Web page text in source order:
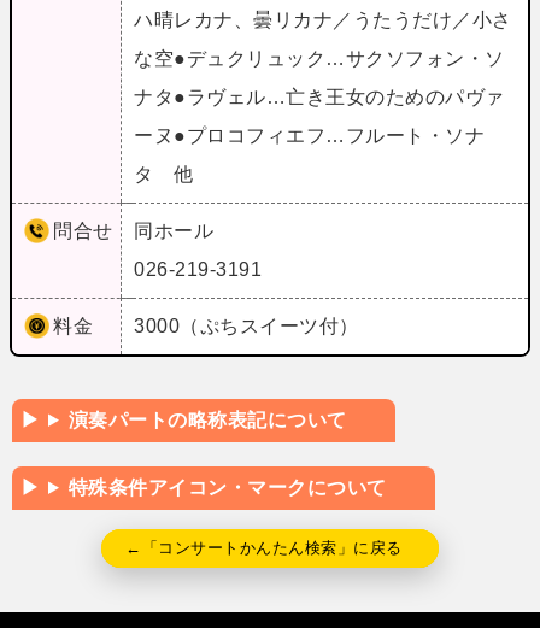
ハ晴レカナ、曇リカナ／うたうだけ／小さ
な空●デュクリュック…サクソフォン・ソ
ナタ●ラヴェル…亡き王女のためのパヴァ
ーヌ●プロコフィエフ…フルート・ソナ
タ 他
問合せ
同ホール
026-219-3191
料金 3000（ぷちスイーツ付）
演奏パートの略称表記について
特殊条件アイコン・マークについて
←「コンサートかんたん検索」に戻る